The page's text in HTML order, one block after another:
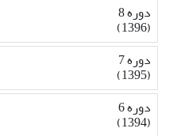
دوره 8
(1396)
دوره 7
(1395)
دوره 6
(1394)